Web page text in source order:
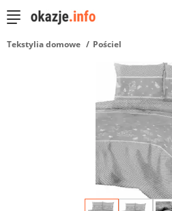
Tekstylia domowe Pościel